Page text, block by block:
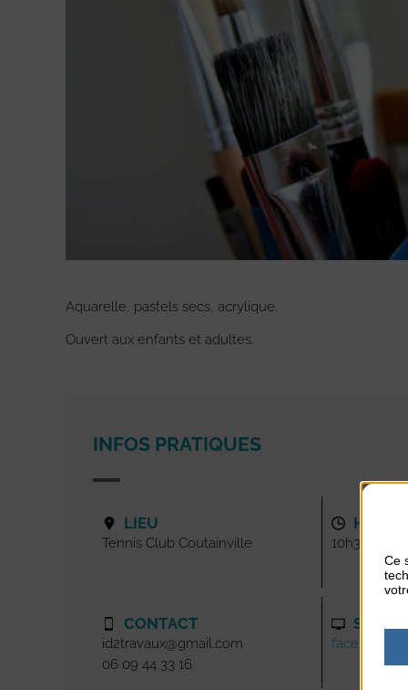
Aquarelle, pastels secs, acrylique.
Ouvert aux enfants et adultes.
INFOS PRATIQUES
LIEU
Tennis Club Coutainville
CONTACT
id2travaux@gmail.com
06 09 44 33 16
10h30 - 12h
SITE
Ce